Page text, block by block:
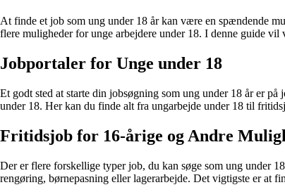
At finde et job som ung under 18 år kan være en spændende
flere muligheder for unge arbejdere under 18. I denne guide
Jobportaler for Unge under 18
Et godt sted at starte din jobsøgning som ung under 18 år er
under 18. Her kan du finde alt fra ungarbejde under 18 til
Fritidsjob for 16-årige og Andre
Der er flere forskellige typer job, du kan søge som ung under
rengøring, børnepasning eller lagerarbejde. Det vigtigste er at